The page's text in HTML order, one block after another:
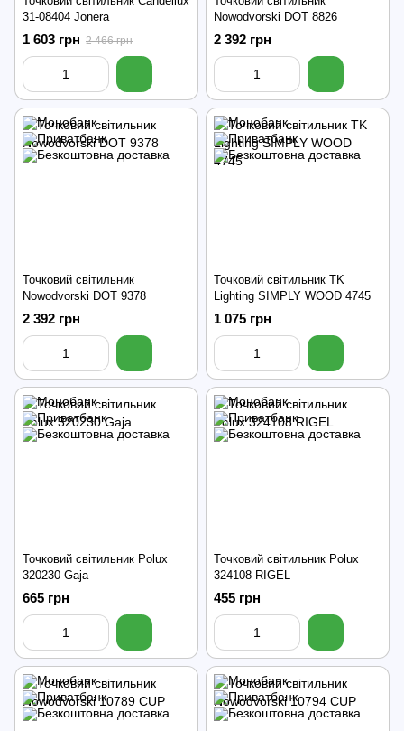
31-08404 Jonera
1 603 грн 2 466 грн
Nowodvorski DOT 8826
2 392 грн
Точковий світильник
Nowodvorski DOT 9378
2 392 грн
Точковий світильник TK
Lighting SIMPLY WOOD 4745
1 075 грн
Точковий світильник Polux
320230 Gaja
665 грн
Точковий світильник Polux
324108 RIGEL
455 грн